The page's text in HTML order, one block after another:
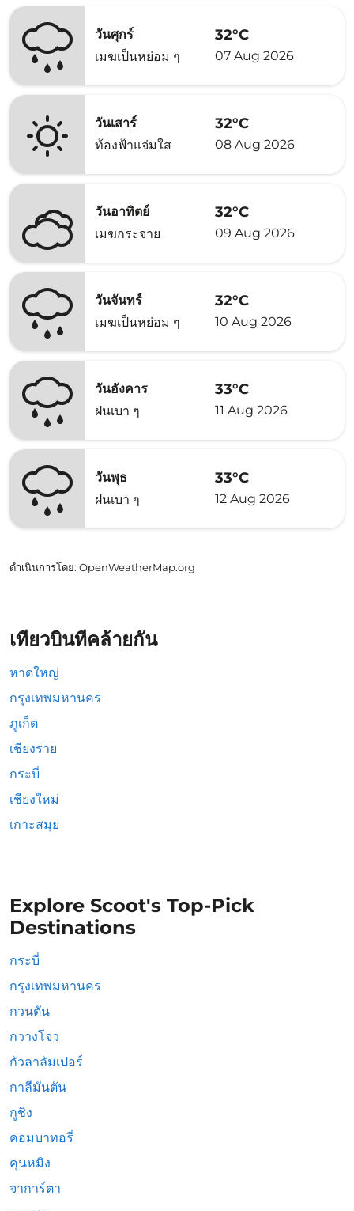
วันศุกร์
เมฆเป็นหย่อม ๆ
32°C
07 Aug 2026
วันเสาร์
ท้องฟ้าแจ่มใส
32°C
08 Aug 2026
วันอาทิตย์
เมฆกระจาย
32°C
09 Aug 2026
วันจันทร์
เมฆเป็นหย่อม ๆ
32°C
10 Aug 2026
วันอังคาร
ฝนเบา ๆ
33°C
11 Aug 2026
วันพุธ
ฝนเบา ๆ
33°C
12 Aug 2026
ดำเนินการโดย: OpenWeatherMap.org
เที่ยวบินที่คล้ายกัน
หาดใหญ่
กรุงเทพมหานคร
ภูเก็ต
เชียงราย
กระบี่
เชียงใหม่
เกาะสมุย
Explore Scoot's Top-Pick
Destinations
กระบี่
กรุงเทพมหานคร
กวนตัน
กวางโจว
กัวลาลัมเปอร์
กาลีมันตัน
กูชิง
คอมบาทอรี่
คุนหมิง
จาการ์ตา